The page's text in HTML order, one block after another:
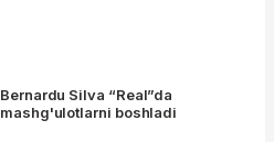
Bernardu Silva “Real”da
mashg'ulotlarni boshladi